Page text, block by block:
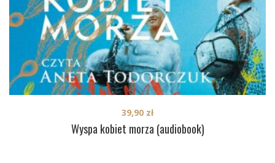
Wyspa kobiet morza (audiobook)
39,90 zł